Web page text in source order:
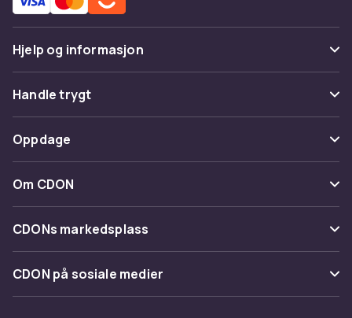
Hjelp og informasjon
Vanlige spørsmål
Spor pakke
Angre & returner her
Kontakt oss
Handle trygt
Betaling
Levering
Tilbakekallinger
Oppdage
Kategorier
Varemerker
Om CDON
Om oss
Kundeanmeldelser
Jobbe på CDON
CDONs markedsplass
Merchant Help Center
CDON på sosiale medier